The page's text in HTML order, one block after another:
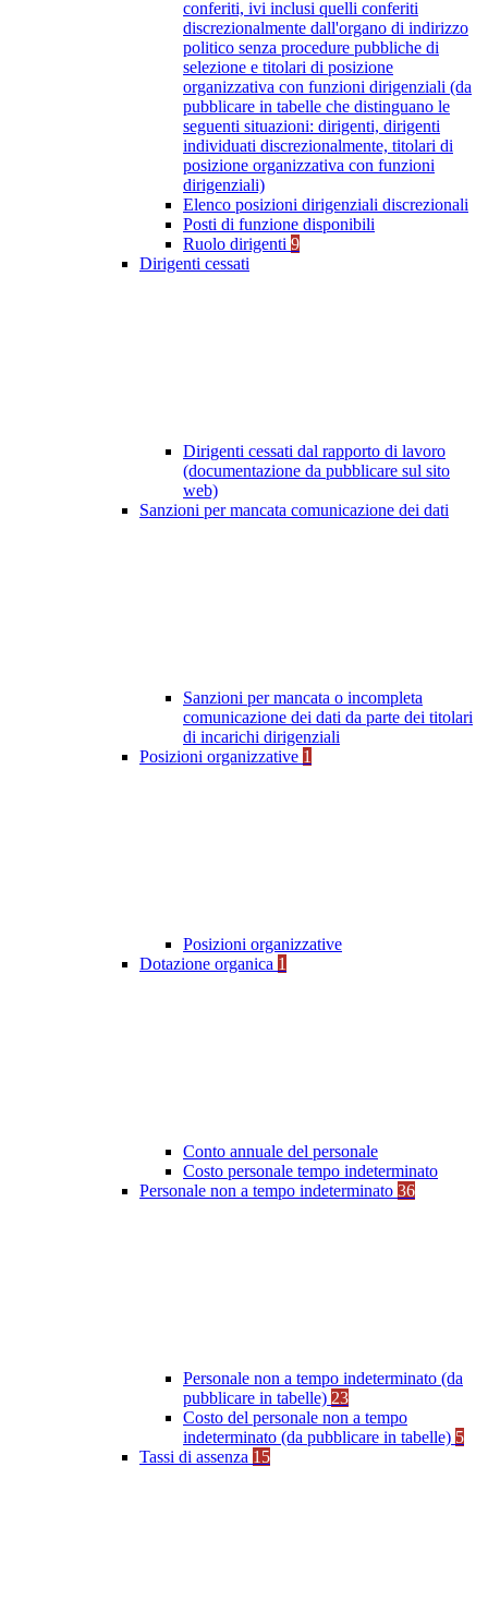
conferiti, ivi inclusi quelli conferiti
discrezionalmente dall'organo di indirizzo
politico senza procedure pubbliche di
selezione e titolari di posizione
organizzativa con funzioni dirigenziali (da
pubblicare in tabelle che distinguano le
seguenti situazioni: dirigenti, dirigenti
individuati discrezionalmente, titolari di
posizione organizzativa con funzioni
dirigenziali)
Elenco posizioni dirigenziali discrezionali
Posti di funzione disponibili
Ruolo dirigenti 9
Dirigenti cessati
Dirigenti cessati dal rapporto di lavoro
(documentazione da pubblicare sul sito
web)
Sanzioni per mancata comunicazione dei dati
Sanzioni per mancata o incompleta
comunicazione dei dati da parte dei titolari
di incarichi dirigenziali
Posizioni organizzative 1
Posizioni organizzative
Dotazione organica 1
Conto annuale del personale
Costo personale tempo indeterminato
Personale non a tempo indeterminato 36
Personale non a tempo indeterminato (da
pubblicare in tabelle) 23
Costo del personale non a tempo
indeterminato (da pubblicare in tabelle) 5
Tassi di assenza 15